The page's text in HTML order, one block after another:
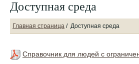
Доступная среда
Главная страница / Доступная среда
Справочник для людей с